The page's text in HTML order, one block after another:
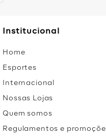
Institucional
Home
Esportes
Internacional
Nossas Lojas
Quem somos
Regulamentos e